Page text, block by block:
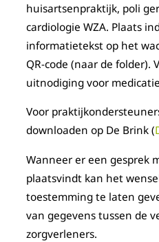
huisartsenpraktijk, poli
cardiologie WZA. Plaats
informatietekst op het
QR-code (naar de folder).
uitnodiging voor
Voor
downloaden op De Brink (
Wanneer er een gesprek
plaatsvindt kan het
toestemming te laten
van gegevens tussen de
zorgverleners.